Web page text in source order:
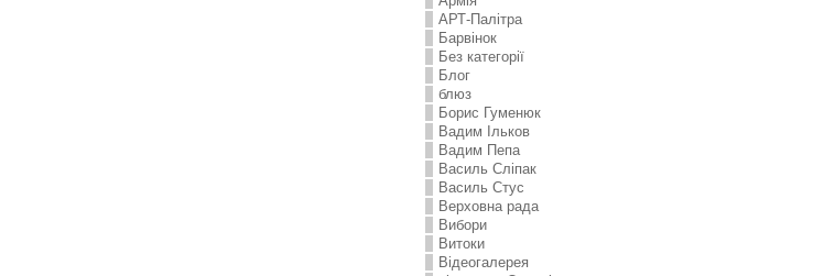
АРТ-Палітра
Барвінок
Без категорії
Блог
блюз
Борис Гуменюк
Вадим Ільков
Вадим Пепа
Василь Сліпак
Василь Стус
Верховна рада
Вибори
Витоки
Відеогалерея